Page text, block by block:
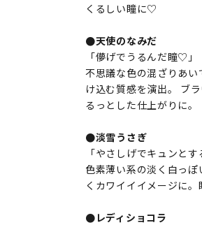
くるしい瞳に♡
●天使のなみだ
「儚げでうるんだ瞳♡」
不思議な色の混ざりあ
け込む質感を演出。 ブ
るっとした仕上がりに。
●淡雪うさぎ
「やさしげでキュンとす
色素薄い系の淡く白っ
くカワイイイメージに。
●レディショコラ